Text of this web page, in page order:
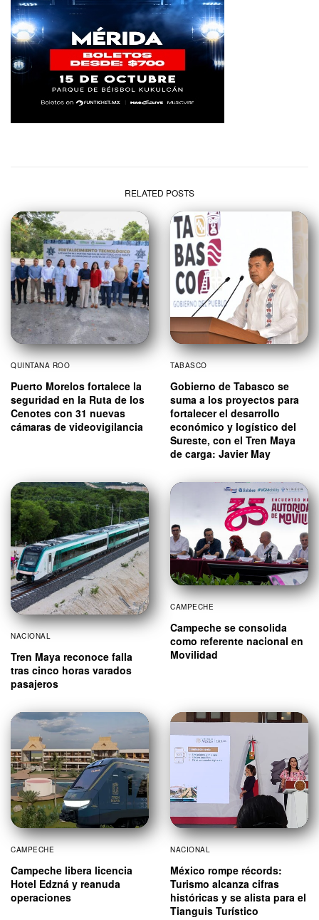
RELATED POSTS
QUINTANA ROO
Puerto Morelos fortalece la
seguridad en la Ruta de los
Cenotes con 31 nuevas
cámaras de videovigilancia
TABASCO
Gobierno de Tabasco se
suma a los proyectos para
fortalecer el desarrollo
económico y logístico del
Sureste, con el Tren Maya
de carga: Javier May
NACIONAL
Tren Maya reconoce falla
tras cinco horas varados
pasajeros
CAMPECHE
Campeche se consolida
como referente nacional en
Movilidad
CAMPECHE
Campeche libera licencia
Hotel Edzná y reanuda
operaciones
NACIONAL
México rompe récords:
Turismo alcanza cifras
históricas y se alista para el
Tianguis Turístico